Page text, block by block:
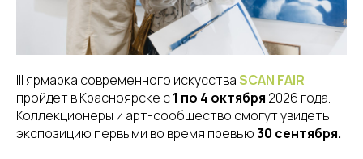
III ярмарка современного искусстваSCAN FAIR
пройдет в Красноярске с1 по 4 октября 2026 года.
Коллекционеры и арт-сообщество смогут увидеть
экспозицию первыми во время превью30 сентября.